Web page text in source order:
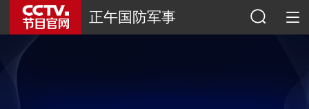
正午国防军事